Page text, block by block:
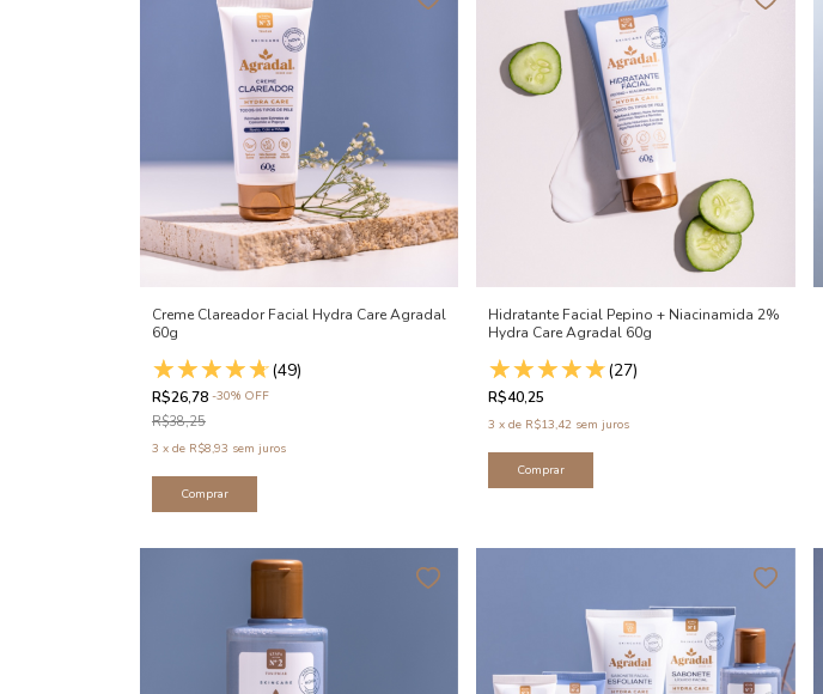
Creme Clareador Facial Hydra Care Agradal
60g
(49)
R$26,78 -30% OFF
R$38,25
3 x de R$8,93 sem juros
Hidratante Facial Pepino + Niacinamida 2%
Hydra Care Agradal 60g
(27)
R$40,25
3 xde R$13,42 sem juros